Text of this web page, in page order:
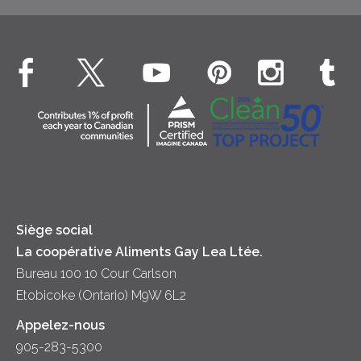
Soupes
Fromage cottage
Crème sure
Bien-être des animaux
Principes coopératifs
Contactez-nous
Location
Siège social
La coopérative Aliments Gay Lea Ltée.
Bureau 100 10 Cour Carlson
Etobicoke (Ontario) M9W 6L2
Appelez-nous
905-283-5300